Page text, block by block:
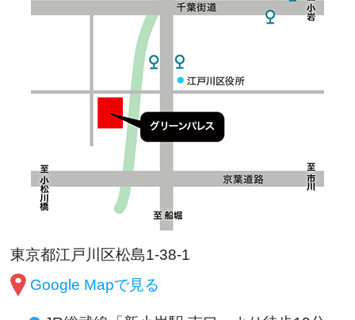
東京都江戸川区松島1-38-1
Google Mapで見る